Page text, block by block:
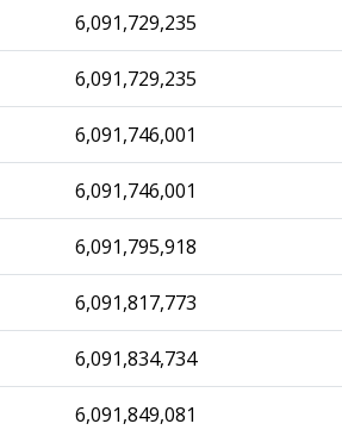
6,091,729,235
6,091,729,235
6,091,746,001
6,091,746,001
6,091,795,918
6,091,817,773
6,091,834,734
6,091,849,081